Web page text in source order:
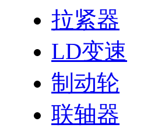
拉紧器
LD变速
制动轮
联轴器